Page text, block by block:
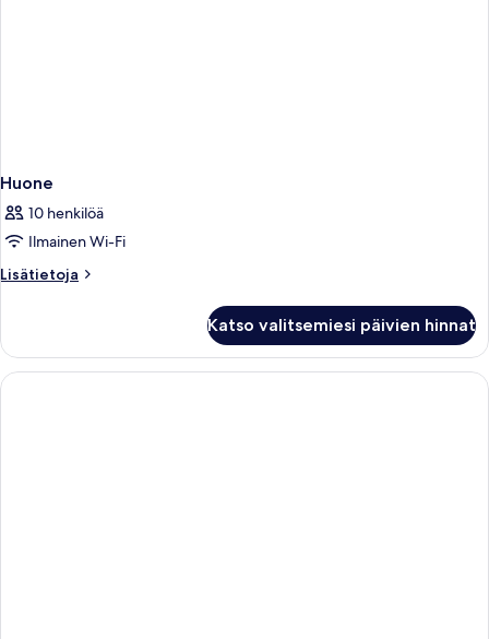
Huone
10 henkilöä
Ilmainen Wi-Fi
Lisätietoja
Lisätietoja
Katso valitsemiesi päivien hinnat